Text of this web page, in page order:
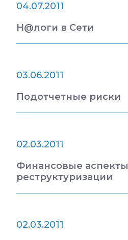
04.07.2011
Н@логи в Сети
03.06.2011
Подотчетные риски
02.03.2011
Финансовые аспекты
реструктуризации
02.03.2011